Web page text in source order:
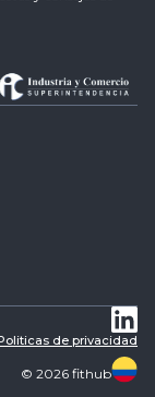
de privacidad
© 2026 fithub